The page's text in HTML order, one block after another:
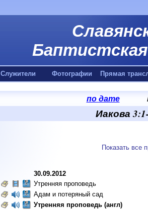
Служители Фотографии Прямая
по дате
Иакова
Показать все
30.09.2012
Утренняя проповедь
Адам и потеряный сад
Утренняя проповедь (англ)